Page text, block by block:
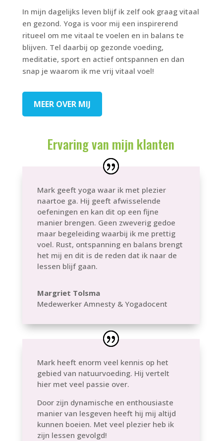
In mijn dagelijks leven blijf ik zelf ook graag vitaal
en gezond. Yoga is voor mij een inspirerend
ritueel om me vitaal te voelen en in balans te
blijven. Tel daarbij op gezonde voeding,
meditatie, sport en actief ontspannen en dan
snap je waarom ik me vrij vitaal voel!
MEER OVER MIJ
Ervaring van mijn klanten
Mark geeft yoga waar ik met plezier
naartoe ga. Hij geeft afwisselende
oefeningen en kan dit op een fijne
manier brengen. Geen zweverig gedoe
maar begeleiding waarbij ik me prettig
voel. Rust, ontspanning en balans brengt
het mij en dit is de reden dat ik naar de
lessen blijf gaan.
Margriet Tolsma
Medewerker Amnesty & Yogadocent
Mark heeft enorm veel kennis op het
gebied van natuurvoeding. Hij vertelt
hier met veel passie over.
Door zijn dynamische en enthousiaste
manier van lesgeven heeft hij mij altijd
kunnen boeien. Met veel plezier heb ik
zijn lessen gevolgd!